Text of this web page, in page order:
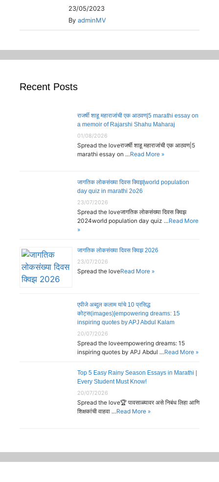
23/05/2023
By adminMV
Recent Posts
राजर्षी शाहू महाराजांची एक आठवण|5 marathi essay on
a memoir of Rajarshi Shahu Maharaj
01/08/2026
Spread the loveराजर्षी शाहू महाराजांची एक आठवण|5
marathi essay on …Read More »
जागतिक लोकसंख्या दिवस क्विझ|world population
day quiz in marathi 2o26
23/07/2026
Spread the loveजागतिक लोकसंख्या दिवस क्विझ
2024world population day quiz …Read More
»
जागतिक लोकसंख्या दिवस क्विझ 2026
23/07/2026
Spread the loveRead More »
एपीजे अब्दुल कलाम यांचे 10 प्रसिद्ध
कोट्स(images)|empowering dreams: 15
inspiring quotes by APJ Abdul Kalam
20/07/2026
Spread the loveempowering dreams: 15
inspiring quotes by APJ Abdul …Read More »
Top 5 Easy Rainy Season Essays in Marathi |
Every Student Must Know!
20/07/2026
Spread the love🏆 पावसाळ्यावर असे निबंध लिहा आणि
शिक्षकांची वाहवा …Read More »